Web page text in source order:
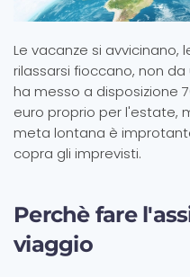
Le vacanze si avvicinano,
rilassarsi fioccano, non
ha messo a disposizione
euro proprio per l'estate,
meta lontana è
copra gli imprevisti.
Perchè fare
viaggio